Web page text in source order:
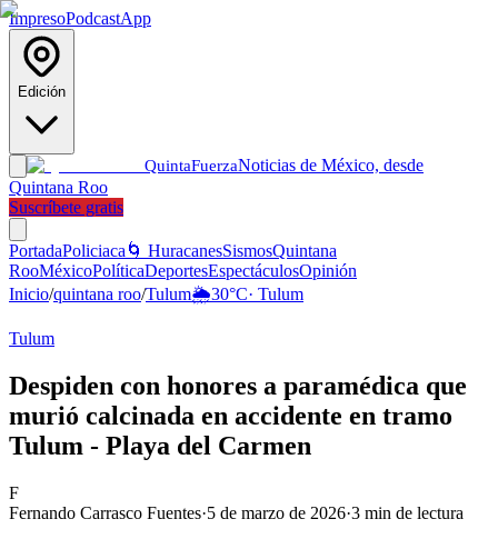
ImpresoPodcastApp
Edición
QuintaFuerzaNoticias de México, desde
Quintana Roo
Suscríbete gratis
PortadaPoliciaca 🌀 HuracanesSismosQuintana
RooMéxicoPolíticaDeportesEspectáculosOpinión
Inicio/quintana roo/Tulum🌦️30°C· Tulum
Tulum
Despiden con honores a paramédica que
murió calcinada en accidente en tramo
Tulum - Playa del Carmen
F
Fernando Carrasco Fuentes·5 de marzo de 2026·3 min de lectura